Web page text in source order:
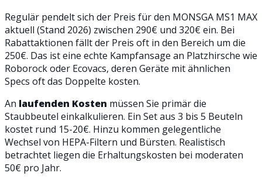
Regulär pendelt sich der Preis für den MONSGA MS1 MAX
aktuell (Stand 2026) zwischen 290€ und 320€ ein. Bei
Rabattaktionen fällt der Preis oft in den Bereich um die
250€. Das ist eine echte Kampfansage an Platzhirsche wie
Roborock oder Ecovacs, deren Geräte mit ähnlichen
Specs oft das Doppelte kosten.
An laufenden Kosten müssen Sie primär die
Staubbeutel einkalkulieren. Ein Set aus 3 bis 5 Beuteln
kostet rund 15-20€. Hinzu kommen gelegentliche
Wechsel von HEPA-Filtern und Bürsten. Realistisch
betrachtet liegen die Erhaltungskosten bei moderaten
50€ pro Jahr.